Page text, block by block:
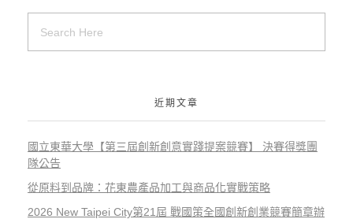
近期文章
國立東華大學【第三屆創新創意實踐提案競賽】 決賽得獎團
隊公告
從原料到品牌：花東農產品加工與商品化實戰策略
2026 New Taipei City第21屆 戰國策全國創新創業競賽簡章辦